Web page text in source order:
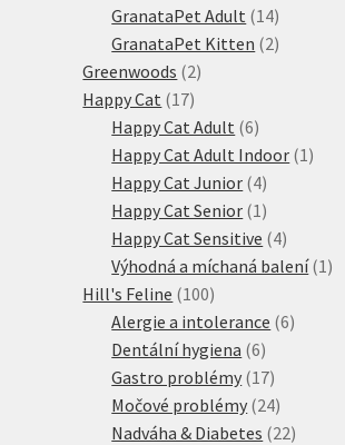
produktů
GranataPet Adult 1414
produktů
GranataPet Kitten 22
Greenwoods 22
Happy Cat 1717
produktů
Happy Cat Adult 66
produktů
Happy Cat Adult Indoor 1 1
Happy Cat Junior 44
produkty
Happy Cat Senior 1 1
produkt
Happy Cat Sensitive 44
produkty
Výhodná a míchaná balení 1 1
Hill's Feline 100100
produktů
Alergie a intolerance 66
Dentální hygiena 66
produktů
Gastro problémy 1717
produktů
Močové problémy 2424
produktů
Nadváha & Diabetes 2222